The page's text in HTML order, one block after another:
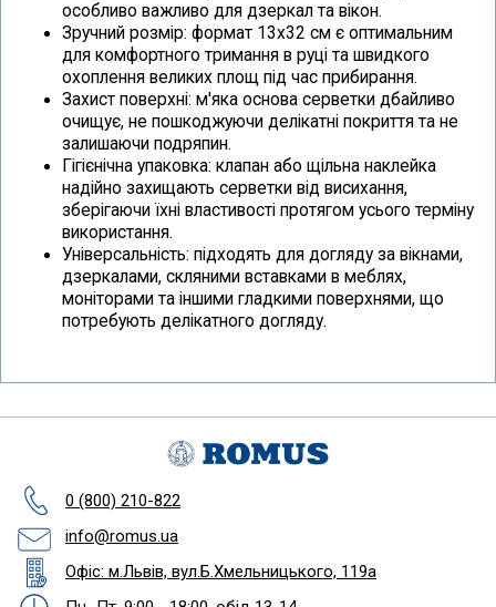
особливо важливо для дзеркал та вікон.
Зручний розмір: формат 13х32 см є оптимальним
для комфортного тримання в руці та швидкого
охоплення великих площ під час прибирання.
Захист поверхні: м'яка основа серветки дбайливо
очищує, не пошкоджуючи делікатні покриття та не
залишаючи подряпин.
Гігієнічна упаковка: клапан або щільна наклейка
надійно захищають серветки від висихання,
зберігаючи їхні властивості протягом усього терміну
використання.
Універсальність: підходять для догляду за вікнами,
дзеркалами, скляними вставками в меблях,
моніторами та іншими гладкими поверхнями, що
потребують делікатного догляду.
0 (800) 210-822
info@romus.ua
Офіс: м.Львів, вул.Б.Хмельницького, 119а